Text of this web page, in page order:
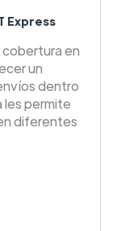
Express
cobertura en
un
dentro
les permite
diferentes